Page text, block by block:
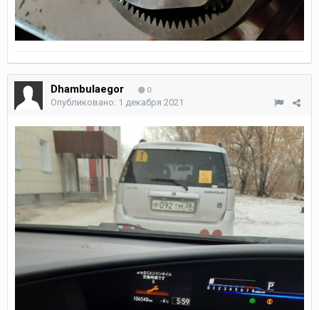
Dhambulaegor 0
Опубликовано: 1 декабря 2021